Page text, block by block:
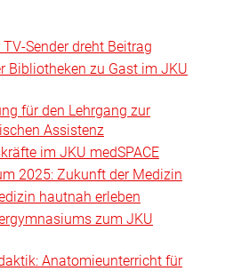
Sender dreht Beitrag
Bibliotheken zu Gast im JKU
für den Lehrgang zur
Assistenz
im JKU medSPACE
2025: Zukunft der Medizin
hautnah erleben
zum JKU
Anatomieunterricht für